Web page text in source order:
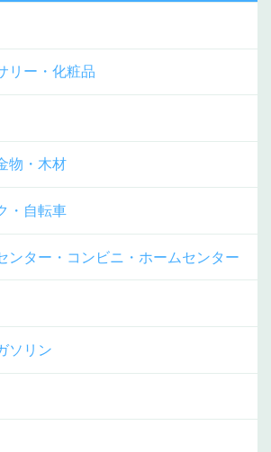
リー・化粧品
物・木材
・自転車
ンター・コンビニ・ホームセンター
ソリン